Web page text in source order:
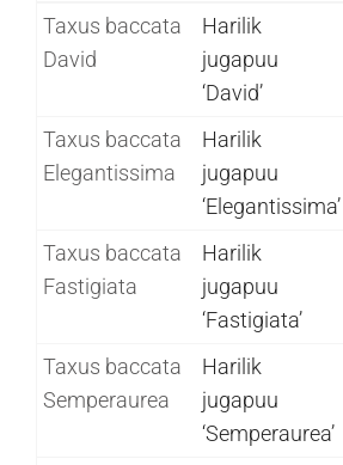
Ladinakeelne
nimetus
Eestikeelne
nimetus
"Sort"
Taxus baccata
David
Harilik
jugapuu
‘David’
Taxus baccata
Elegantissima
Harilik
jugapuu
‘Elegantissima’
Taxus baccata
Fastigiata
Harilik
jugapuu
‘Fastigiata’
Taxus baccata
Semperaurea
Harilik
jugapuu
‘Semperaurea’